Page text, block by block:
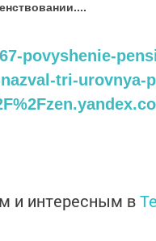
povyshenie-
tri-urovnya-
и интересным в